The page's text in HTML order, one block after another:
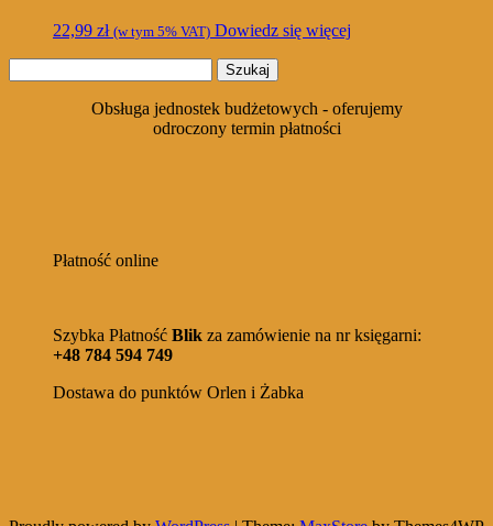
22,99 zł (w tym 5% VAT) Dowiedz się więcej
Obsługa jednostek budżetowych - oferujemy
odroczony termin płatności
Płatność online
Szybka Płatność Blik za zamówienie na nr księgarni:
+48 784 594 749
Dostawa do punktów Orlen i Żabka